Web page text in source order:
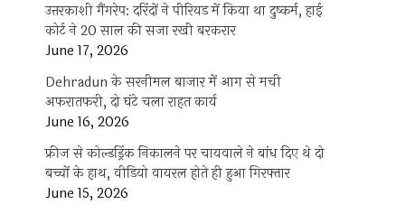
उत्तरकाशी गैंगरेप: दरिंदों ने पीरियड में किया था दुष्कर्म, हाई
कोर्ट ने 20 साल की सजा रखी बरकरार
June 17, 2026
Dehradun के सरनीमल बाजार में आग से मची
अफरातफरी, दो घंटे चला राहत कार्य
June 16, 2026
फ्रीज से कोल्डड्रिंक निकालने पर चायवाले ने बांध दिए थे दो
बच्चों के हाथ, वीडियो वायरल होते ही हुआ गिरफ्तार
June 15, 2026